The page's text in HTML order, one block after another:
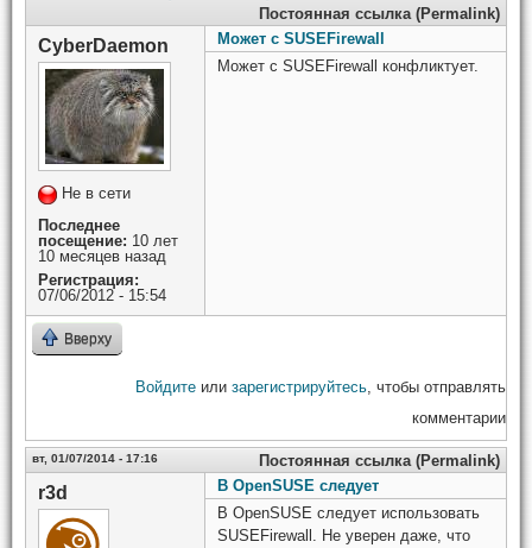
Постоянная ссылка (Permalink)
CyberDaemon
Не в сети
Последнее
посещение: 10 лет
10 месяцев назад
Регистрация:
07/06/2012 - 15:54
Может с SUSEFirewall
Может с SUSEFirewall конфликтует.
Вверху
Войдите или зарегистрируйтесь, чтобы отправлять
комментарии
вт, 01/07/2014 - 17:16 Постоянная ссылка (Permalink)
r3d
В OpenSUSE следует
В OpenSUSE следует использовать
SUSEFirewall. Не уверен даже, что